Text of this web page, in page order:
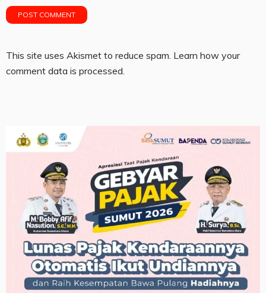
This site uses Akismet to reduce spam. Learn how your
comment data is processed.